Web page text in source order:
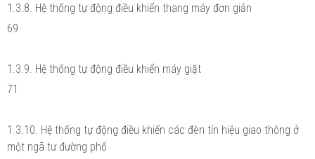
1.3.8. Hệ thống tự động điều khiển thang máy đơn giản
69
1.3.9. Hệ thống tự động điều khiển máy giặt
71
1.3.10. Hệ thống tự động điều khiến các đèn tín hiệu giao thông ở
một ngã tư đường phố